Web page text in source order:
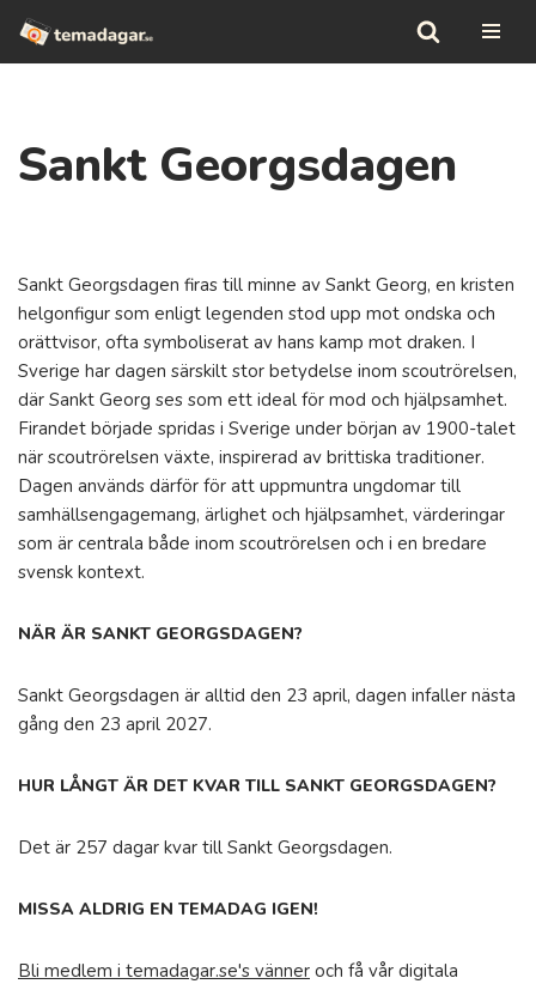
Hoppa
Sankt Georgsdagen
Sankt Georgsdagen firas till minne av Sankt Georg, en kristen
helgonfigur som enligt legenden stod upp mot ondska och
orättvisor, ofta symboliserat av hans kamp mot draken. I
Sverige har dagen särskilt stor betydelse inom scoutrörelsen,
där Sankt Georg ses som ett ideal för mod och hjälpsamhet.
Firandet började spridas i Sverige under början av 1900-talet
när scoutrörelsen växte, inspirerad av brittiska traditioner.
Dagen används därför för att uppmuntra ungdomar till
samhällsengagemang, ärlighet och hjälpsamhet, värderingar
som är centrala både inom scoutrörelsen och i en bredare
svensk kontext.
NÄR ÄR SANKT GEORGSDAGEN?
Sankt Georgsdagen är alltid den 23 april, dagen infaller nästa
gång den 23 april 2027.
HUR LÅNGT ÄR DET KVAR TILL SANKT GEORGSDAGEN?
Det är 257 dagar kvar till Sankt Georgsdagen.
MISSA ALDRIG EN TEMADAG IGEN!
Bli medlem i temadagar.se's vänner och få vår digitala